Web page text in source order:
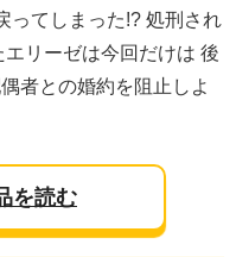
ってしまった!? 処刑され
リーゼは今回だけは 後
者との婚約を阻止しよ
を読む